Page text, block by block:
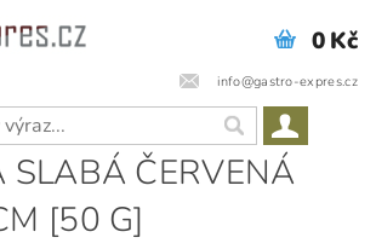
info@gastro-expres.cz
0 Kč
SLABÁ ČERVENÁ
[50 G]